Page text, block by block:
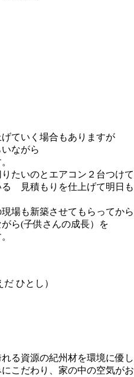
ていく場合もありますが
ながら
たいのとエアコン２台つけて
る 見積もりを仕上げて明日も
場も新築させてもらってから
ら(子供さんの成長）を
だ ひとし）
る資源の紀州材を環境に優し
こだわり、家の中の空気がお